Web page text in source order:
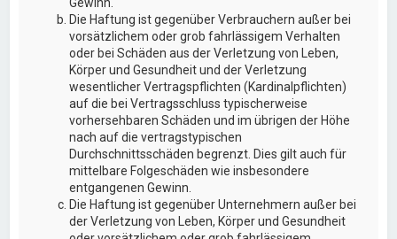
Die Haftung ist gegenüber Verbrauchern außer bei
vorsätzlichem oder grob fahrlässigem Verhalten
oder bei Schäden aus der Verletzung von Leben,
Körper und Gesundheit und der Verletzung
wesentlicher Vertragspflichten (Kardinalpflichten)
auf die bei Vertragsschluss typischerweise
vorhersehbaren Schäden und im übrigen der Höhe
nach auf die vertragstypischen
Durchschnittsschäden begrenzt. Dies gilt auch für
mittelbare Folgeschäden wie insbesondere
entgangenen Gewinn.
Die Haftung ist gegenüber Unternehmern außer bei
der Verletzung von Leben, Körper und Gesundheit